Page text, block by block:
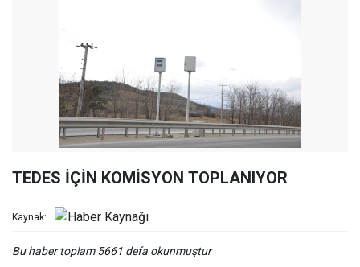
TEDES İÇİN KOMİSYON TOPLANIYOR
Kaynak:
Bu haber toplam 5661 defa okunmuştur